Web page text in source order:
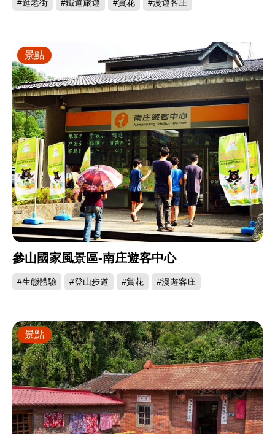
#逛老街 #鐵道旅遊 #賞花 #漫遊客庄
參山國家風景區-南庄遊客中心
#生態體驗 #登山步道 #賞花 #漫遊客庄
景點
景點